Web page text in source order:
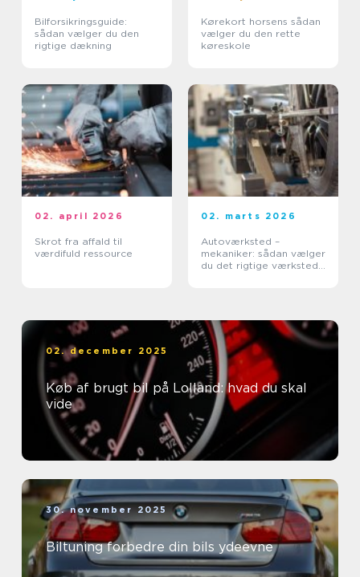
Bilforsikringsguide:
sådan vælger du den
rigtige dækning
Kørekort horsens sådan
vælger du den rette
køreskole
02. april 2026
Skrot fra affald til
værdifuld ressource
02. marts 2026
Autoværksted –
mekaniker: sådan vælger
du det rigtige værksted
02. december 2025
Køb af brugt bil på Lolland: hvad du skal
vide
30. november 2025
Biltuning forbedre din bils ydeevne